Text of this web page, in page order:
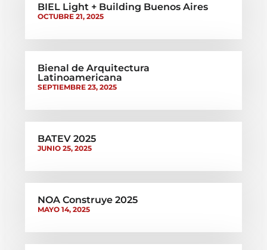
BIEL Light + Building Buenos Aires
OCTUBRE 21, 2025
Bienal de Arquitectura
Latinoamericana
SEPTIEMBRE 23, 2025
BATEV 2025
JUNIO 25, 2025
NOA Construye 2025
MAYO 14, 2025